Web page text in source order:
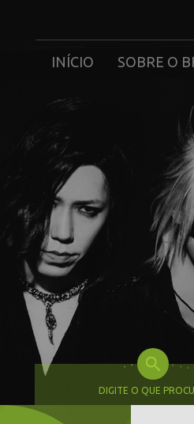
INÍCIO SOBRE O
DIGITE O QUE